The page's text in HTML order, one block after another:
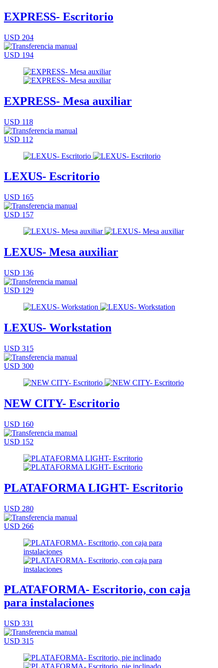
EXPRESS- Escritorio
USD 204
USD 194
EXPRESS- Mesa auxiliar
USD 118
USD 112
LEXUS- Escritorio
USD 165
USD 157
LEXUS- Mesa auxiliar
USD 136
USD 129
LEXUS- Workstation
USD 315
USD 300
NEW CITY- Escritorio
USD 160
USD 152
PLATAFORMA LIGHT- Escritorio
USD 280
USD 266
PLATAFORMA- Escritorio, con caja
para instalaciones
USD 331
USD 315